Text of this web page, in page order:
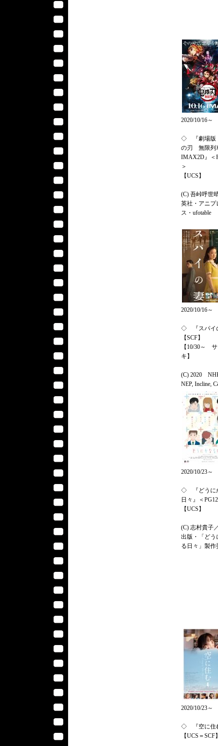
2020/10/16～
◇ 『劇場
の刃 無限
IMAX2D』＜
＞
【UCS】
(C) 吾峠呼世
英社・アニプ
ス・ufotable
2020/10/16～
◇ 『スパイ
【SCF】
【10/30～
キ】
(C) 2020
NEP, Incline,
2020/10/23～
◇ 『どうに
日々』＜
【UCS】
(C) 志村貴子
出版・「どう
る日々」製作
2020/10/23～
◇ 『空に住
【UCS＝SCF